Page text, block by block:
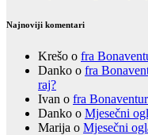
Najnoviji komentari
Krešo o fra
Danko o fra
raj?
Ivan o fra
Danko o Mjesečni
Marija o Mjesečni